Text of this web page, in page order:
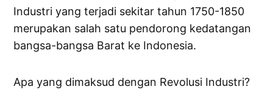
Industri yang terjadi sekitar tahun 1750-1850
merupakan salah satu pendorong kedatangan
bangsa-bangsa Barat ke Indonesia.
Apa yang dimaksud dengan Revolusi Industri?